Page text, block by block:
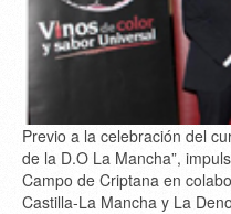
Previo a la celebración del
de la D.O La Mancha”,
Campo de Criptana en
Castilla-La Mancha y La